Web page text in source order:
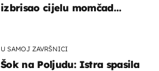
izbrisao cijelu momčad
U SAMOJ ZAVRŠNICI
Šok na Poljudu: Istra spasila